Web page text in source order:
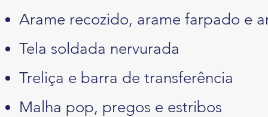
Arame recozido, arame farpado e
Tela soldada nervurada
Treliça e barra de transferência
Malha pop, pregos e estribos